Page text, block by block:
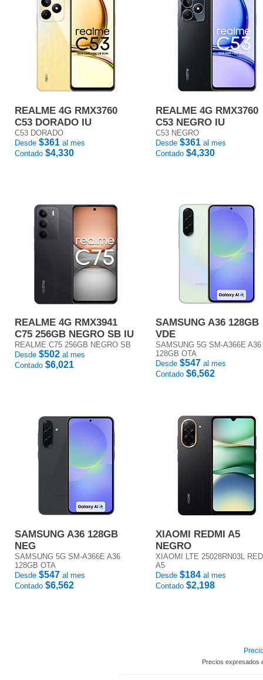
REALME 4G RMX3760
C53 DORADO IU
C53 DORADO
Desde $361 al mes
Contado $4,330
REALME 4G RMX3760
C53 NEGRO IU
C53 NEGRO
Desde $361 al mes
Contado $4,330
REALME 4G RMX3941
C75 256GB NEGRO SB IU
REALME C75 256GB NEGRO SB
Desde $502 al mes
Contado $6,021
SAMSUNG A36 128GB
VDE
SAMSUNG 5G SM-A366E A36
128GB OTA
Desde $547 al mes
Contado $6,562
SAMSUNG A36 128GB
NEG
SAMSUNG 5G SM-A366E A36
128GB OTA
Desde $547 al mes
Contado $6,562
XIAOMI REDMI A5
NEGRO
XIAOMI LTE 25028RN03L
A5
Desde $184 al mes
Contado $2,198
Precios expresados